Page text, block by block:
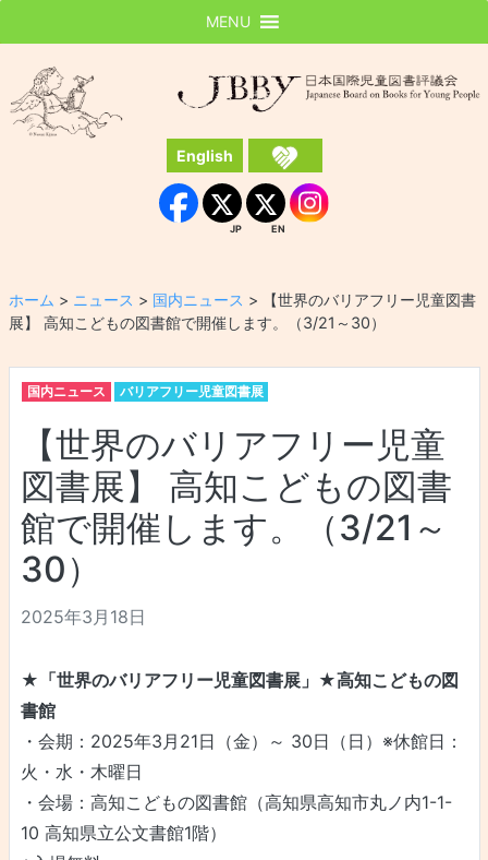
JBBY
English
Facebook
JP
JP
EN
EN Instagram
MENU
ホーム > ニュース > 国内ニュース >
【世界のバリアフリー児童図書
展】 高知こどもの図書館で開催します。（3/21～30）
国内ニュース バリアフリー児童図書展
【世界のバリアフリー児童
図書展】 高知こどもの図書
館で開催します。（3/21～
30）
2025年3月18日
★「世界のバリアフリー児童図書展」★高知こどもの図
書館
・会期：2025年3月21日（金）～ 30日（日）※休館日：
火・水・木曜日
・会場：高知こどもの図書館（高知県高知市丸ノ内1-1-
10 高知県立公文書館1階）